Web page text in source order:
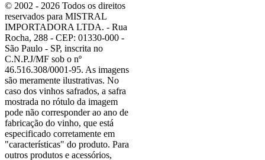
© 2002 - 2026 Todos os direitos
reservados para MISTRAL
IMPORTADORA LTDA. - Rua
Rocha, 288 - CEP: 01330-000 -
São Paulo - SP, inscrita no
C.N.P.J/MF sob o nº
46.516.308/0001-95. As imagens
são meramente ilustrativas. No
caso dos vinhos safrados, a safra
mostrada no rótulo da imagem
pode não corresponder ao ano de
fabricação do vinho, que está
especificado corretamente em
"características" do produto. Para
outros produtos e acessórios,